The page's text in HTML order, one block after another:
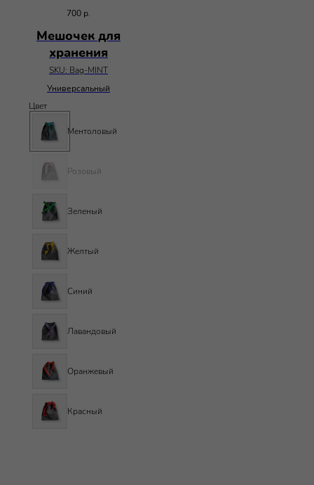
700 р.
Мешочек для
хранения
SKU: Bag-MINT
Универсальный
Цвет
Ментоловый
Розовый
Зеленый
Желтый
Синий
Лавандовый
Оранжевый
Красный